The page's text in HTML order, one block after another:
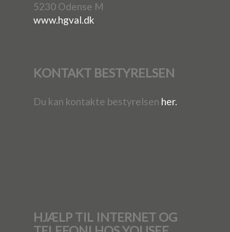
5230 Odense M
www.hgval.dk
KONTAKT BESTYRELSEN
Du kan kontakte bestyrelsen her.
HJÆLP TIL INTERNET OG